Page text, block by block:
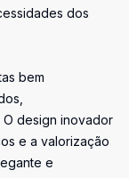
dos
bem
design inovador
e a valorização
e